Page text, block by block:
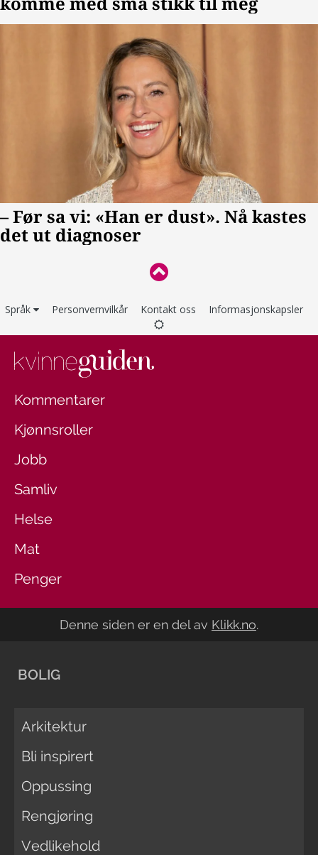
Språk Personvernvilkår Kontakt oss Informasjonskapsler
Kommentarer
Kjønnsroller
Jobb
Samliv
Helse
Mat
Penger
Denne siden er en del av Klikk.no.
BOLIG
Arkitektur
Bli inspirert
Oppussing
Rengjøring
Vedlikehold